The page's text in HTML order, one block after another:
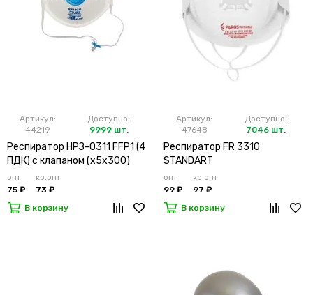
Артикул:
44219
Доступно:
9999 шт.
Респиратор НРЗ-0311 FFP1 (4
ПДК) с клапаном (х5х300)
опт
75 ₽
кр.опт
73 ₽
В корзину
Артикул:
47648
Доступно:
7046 шт.
Респиратор FR 3310
STANDART
опт
99 ₽
кр.опт
97 ₽
В корзину